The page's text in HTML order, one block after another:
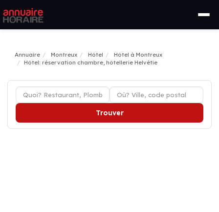
Annuaire Montreux Hôtel
Hôtel à Montreux
Hôtel: réservation chambre, hôtellerie Helvétie
Trouver